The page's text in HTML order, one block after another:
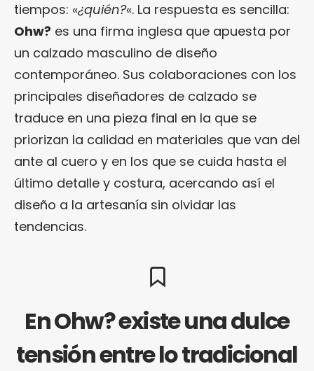
tiempos: «¿quién?«. La respuesta es sencilla:
Ohw? es una firma inglesa que apuesta por
un calzado masculino de diseño
contemporáneo. Sus colaboraciones con los
principales diseñadores de calzado se
traduce en una pieza final en la que se
priorizan la calidad en materiales que van del
ante al cuero y en los que se cuida hasta el
último detalle y costura, acercando así el
diseño a la artesanía sin olvidar las
tendencias.
En Ohw? existe una dulce
tensión entre lo tradicional